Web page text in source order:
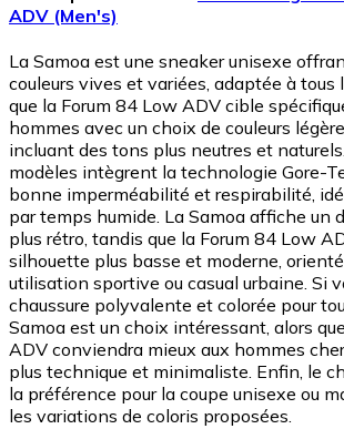
ADV (Men's)
La Samoa est une sneaker unisexe
couleurs vives et variées, adaptée à tous
que la Forum 84 Low ADV cible
hommes avec un choix de couleurs
incluant des tons plus neutres et
modèles intègrent la technologie Gore-
bonne imperméabilité et respirabilité,
par temps humide. La Samoa affiche un
plus rétro, tandis que la Forum 84 Low
silhouette plus basse et moderne,
utilisation sportive ou casual urbaine. Si
chaussure polyvalente et colorée pour
Samoa est un choix intéressant, alors
ADV conviendra mieux aux hommes
plus technique et minimaliste. Enfin, le
la préférence pour la coupe unisexe ou
les variations de coloris proposées.